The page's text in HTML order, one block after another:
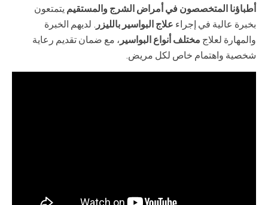
أطباؤنا المتخصصون في أمراض الشرج والمستقيم يتمتعون
بخبرة عالية في إجراء علاج البواسير بالليزر . لديهم الخبرة
والمهارة لعلاج مختلف أنواع البواسير ، مع ضمان تقديم رعاية
شخصية واهتمام خاص لكل مريض.